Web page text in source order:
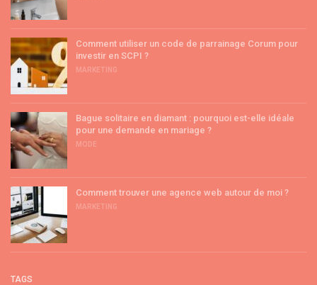
Comment utiliser un code de parrainage Corum pour
investir en SCPI ?
MARKETING
Bague solitaire en diamant : pourquoi est-elle idéale
pour une demande en mariage ?
MODE
Comment trouver une agence web autour de moi ?
MARKETING
TAGS